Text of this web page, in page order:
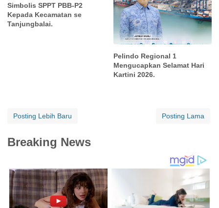
Simbolis SPPT PBB-P2
Kepada Kecamatan se
Tanjungbalai.
Pelindo Regional 1
Mengucapkan Selamat Hari
Kartini 2026.
Posting Lebih Baru Posting Lama
Breaking News